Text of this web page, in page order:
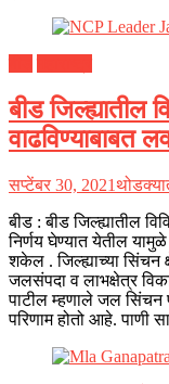
बीड जिल्ह्यातील
वाढविण्याबाबत
सप्टेंबर 30, 2021
बीड : बीड जिल्ह्यातील
निर्णय घेण्यात येतील
शकेल . जिल्ह्याच्या सिंचन
जलसंपदा व लाभक्षेत्र
पाटील म्हणाले जल सिंचन
परिणाम होतो आहे. पाणी